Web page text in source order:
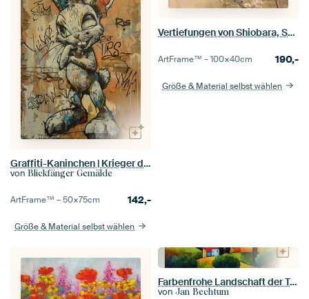
Graffiti-Kaninchen | Krieger der bärtigen Wand
von Blickfänger Gemälde
ArtFrame™ –50×75cm 142,-
Größe & Material selbst wählen
Vertiefungen von Shiobara, Shunkyo Yamamoto
ArtFrame™ –100×40cm 190,-
Größe & Material selbst wählen
Farbenfrohe Landschaft der Toskana im Herbst
von Jan Bechtum